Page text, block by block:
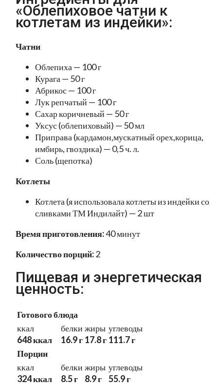
«Облепиховое чатни к
котлетам из индейки»:
Чатни
Облепиха — 100 г
Курага — 50 г
Абрикос — 100 г
Лук репчатый — 100 г
Сахар коричневый — 50 г
Уксус (облепиховый) — 50 мл
Приправа (кардамон,мускатный орех,корица,
имбирь, гвоздика) — 0,5 ч. л.
Соль (щепотка)
Котлеты
Котлета (я использовала котлеты из индейки со
сливками ТМ Индилайт) — 2 шт
Время приготовления:40 минут
Количество порций:2
Пищевая и энергетическая
ценность:
Готового блюда
ккал
648 ккал
белки
16.9 г
жиры
17.8 г
углеводы
111.7 г
Порции
ккал
324 ккал
белки
8.5 г
жиры
8.9 г
углеводы
55.9 г